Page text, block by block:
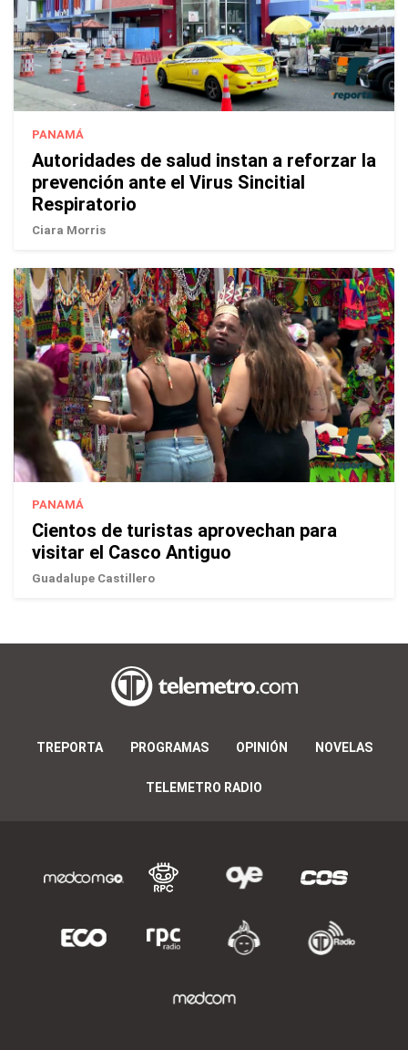
PANAMÁ
Autoridades de salud instan a reforzar la
prevención ante el Virus Sincitial
Respiratorio
Ciara Morris
PANAMÁ
Cientos de turistas aprovechan para
visitar el Casco Antiguo
Guadalupe Castillero
TREPORTA PROGRAMAS OPINIÓN NOVELAS
TELEMETRO RADIO